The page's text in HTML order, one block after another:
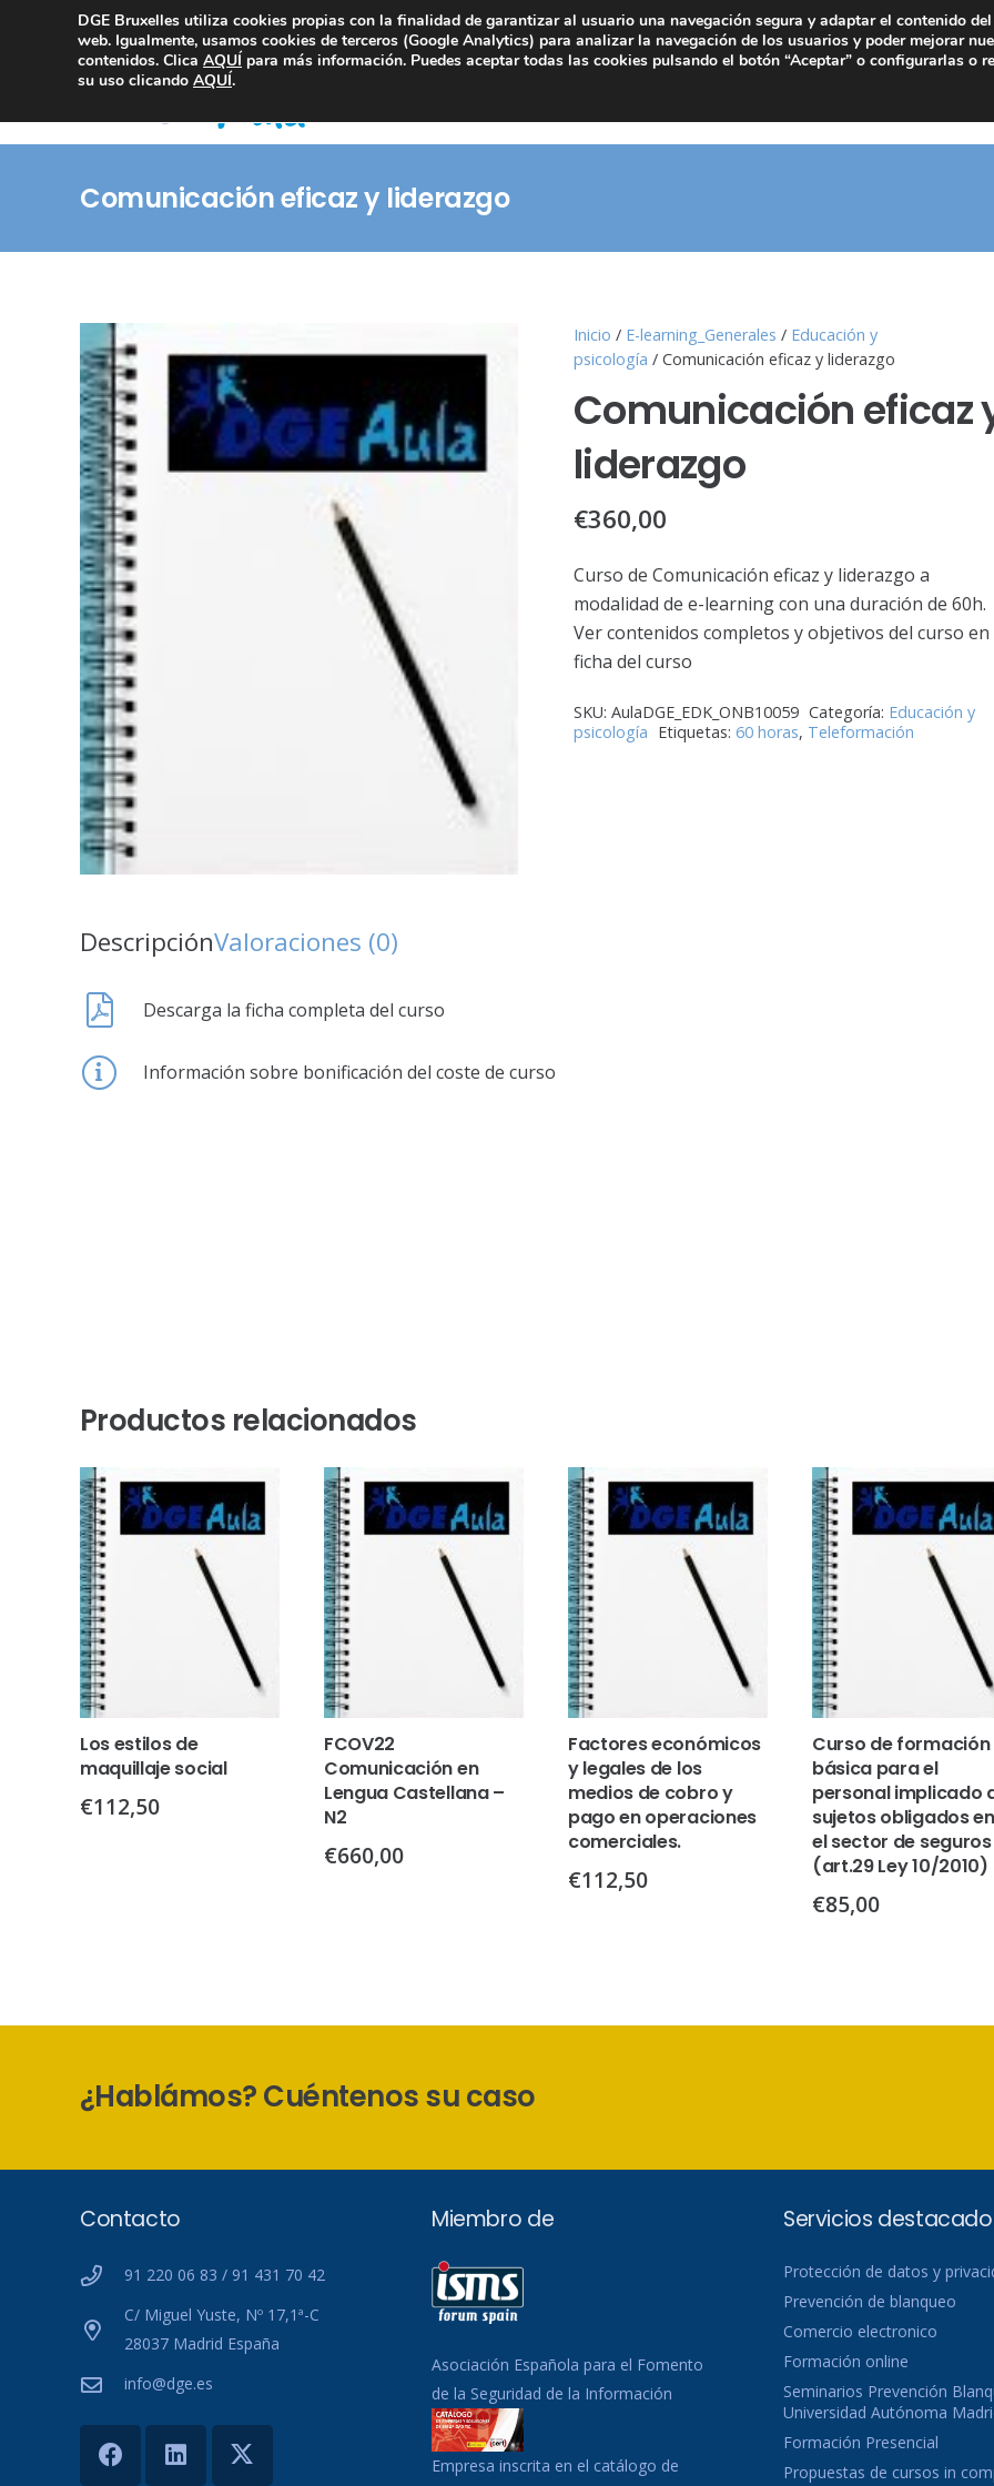
Consultoría Compliance
Comunicación eficaz y liderazgo
Inicio / E-learning_Generales / Educación y
psicología / Comunicación eficaz y liderazgo
Comunicación eficaz
liderazgo
€360,00
Curso de Comunicación eficaz y liderazgo a
modalidad de e-learning con una duración de 60h.
Ver contenidos completos y objetivos del curso en
ficha del curso
SKU:AulaDGE_EDK_ONB10059 Categoría: Educación y
psicología Etiquetas: 60 horas, Teleformación
DescripciónValoraciones (0)
Descarga la ficha completa del curso
Información sobre bonificación del coste de curso
Productos relacionados
Los estilos de
maquillaje social
€112,50
FCOV22
Comunicación en
Lengua Castellana –
N2
€660,00
Factores económicos
y legales de los
medios de cobro y
pago en operaciones
comerciales.
€112,50
Curso de formación
básica para el
personal implicado
sujetos obligados en
el sector de seguros
(art.29 Ley 10/2010)
€85,00
¿Hablámos? Cuéntenos su caso
Contacto
91 220 06 83 / 91 431 70 42
C/ Miguel Yuste, Nº 17,1ª-C
28037 Madrid España
info@dge.es
Miembro de
Asociación Española para el Fomento
de la Seguridad de la Información
Empresa inscrita en el catálogo de
Servicios
Protección de datos y
Prevención de blanqueo
Comercio electronico
Formación online
Seminarios Prevención
Universidad Autónoma
Formación Presencial
Propuestas de cursos in
DGE Bruxelles utiliza cookies propias con la finalidad de garantizar al usuario una navegación segura y adaptar el contenido
web. Igualmente, usamos cookies de terceros (Google Analytics) para analizar la navegación de los usuarios y poder mejorar
contenidos. Clica AQUÍ para más información. Puedes aceptar todas las cookies pulsando el botón “Aceptar” o configurarlas o
su uso clicando AQUÍ.